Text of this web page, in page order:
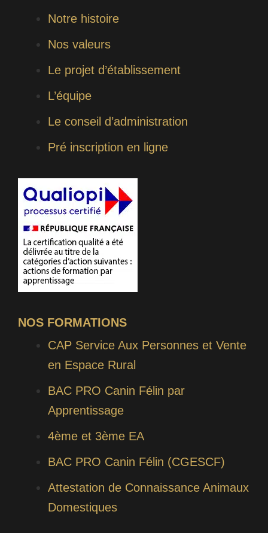
Notre histoire
Nos valeurs
Le projet d’établissement
L’équipe
Le conseil d’administration
Pré inscription en ligne
NOS FORMATIONS
CAP Service Aux Personnes et Vente
en Espace Rural
BAC PRO Canin Félin par
Apprentissage
4ème et 3ème EA
BAC PRO Canin Félin (CGESCF)
Attestation de Connaissance Animaux
Domestiques